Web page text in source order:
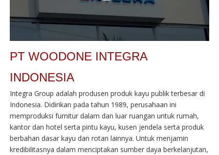
PT WOODONE INTEGRA
INDONESIA
Integra Group adalah produsen produk kayu publik terbesar di
Indonesia. Didirikan pada tahun 1989, perusahaan ini
memproduksi furnitur dalam dan luar ruangan untuk rumah,
kantor dan hotel serta pintu kayu, kusen jendela serta produk
berbahan dasar kayu dan rotan lainnya. Untuk menjamin
kredibilitasnya dalam menciptakan sumber daya berkelanjutan,